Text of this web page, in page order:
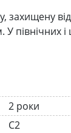
і
2 роки
С2